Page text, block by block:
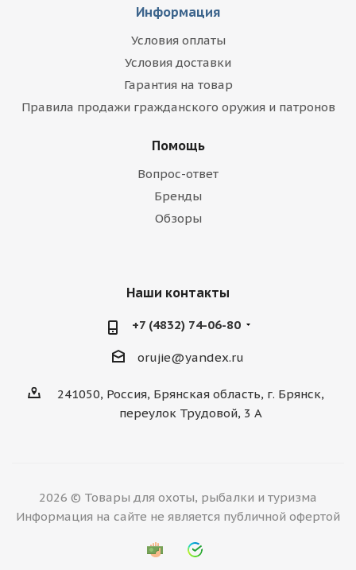
Информация
Условия оплаты
Условия доставки
Гарантия на товар
Правила продажи гражданского оружия и патронов
Помощь
Вопрос-ответ
Бренды
Обзоры
Наши контакты
+7 (4832) 74-06-80
orujie@yandex.ru
241050, Россия, Брянская область, г. Брянск,
переулок Трудовой, 3 А
2026 © Товары для охоты, рыбалки и туризма
Информация на сайте не является публичной офертой